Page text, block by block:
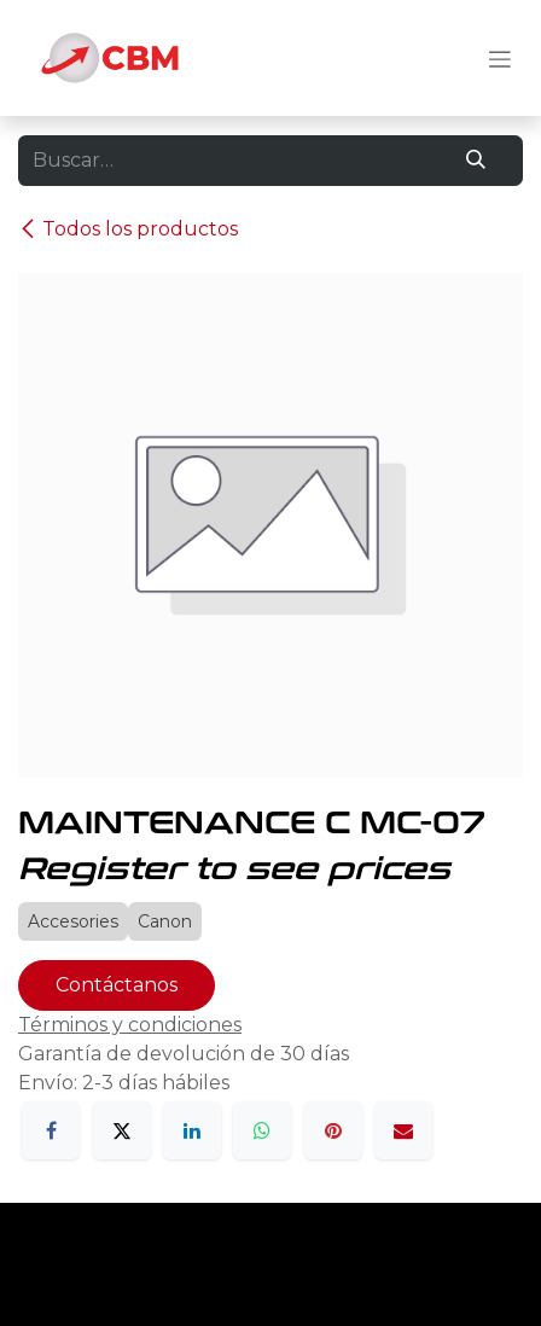
Todos los productos
MAINTENANCE C MC-07
Register to see prices
Accesories Canon
Contáctanos
Términos y condiciones
Garantía de devolución de 30 días
Envío: 2-3 días hábiles